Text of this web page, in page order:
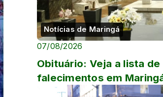
Notícias de Maringá
07/08/2026
Obituário: Veja a lista de
falecimentos em